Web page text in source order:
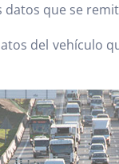
que se
del vehículo